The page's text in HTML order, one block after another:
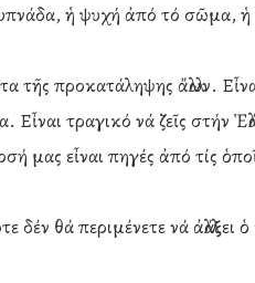
ἡ ψυχή ἀπό τό σῶμα, ἡ
προκατάληψης ἄλλων.
τραγικό νά ζεῖς στήν
μας εἶναι πηγές ἀπό τίς
θά περιμένετε νά ἀλλάξει